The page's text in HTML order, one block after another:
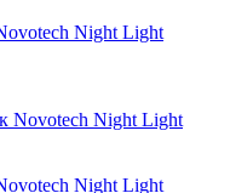
Night Light
Night Light